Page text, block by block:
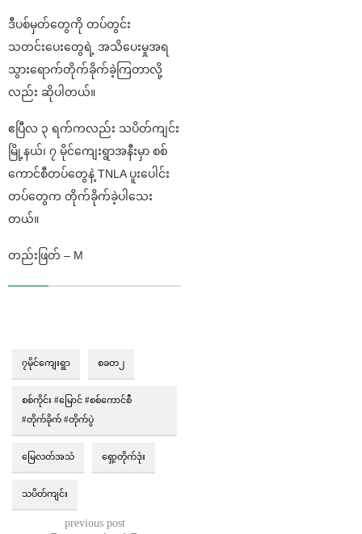
ဒီပစ်မှတ်တွေကို တပ်တွင်း
သတင်းပေးတွေရဲ့ အသိပေးမှုအရ
သွားရောက်တိုက်ခိုက်ခဲ့ကြတာလို့
လည်း ဆိုပါတယ်။
ဧပြီလ ၃ ရက်ကလည်း သပိတ်ကျင်း
မြို့နယ်၊ ၇ မိုင်ကျေးရွာအနီးမှာ စစ်
ကောင်စီတပ်တွေနဲ့ TNLA ပူးပေါင်း
တပ်တွေက တိုက်ခိုက်ခဲ့ပါသေး
တယ်။
တည်းဖြတ် – M
၇မိုင်ကျေးရွာ စခတ၂
စစ်ကိုင်း #မြောင် #စစ်ကောင်စီ
#တိုက်ခိုက် #တိုက်ပွဲ⁩
မြေလတ်အသံ ရှော့တိုက်ဒုံး
သပိတ်ကျင်း
previous post